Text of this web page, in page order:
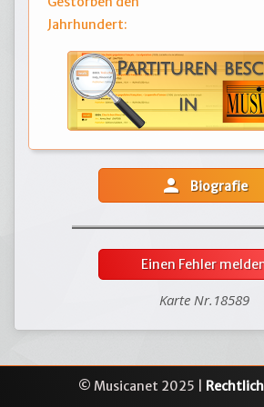
Jahrhundert:
person Biografie
Einen Fehler
Karte Nr.18589
© Musicanet 2025 |